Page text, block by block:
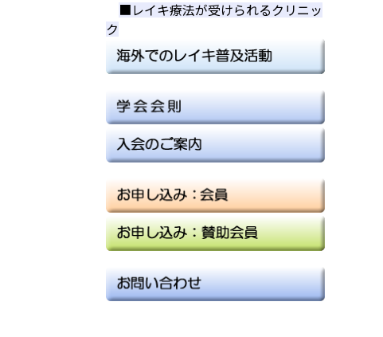
■レイキ療法が受けられるクリニッ
ク